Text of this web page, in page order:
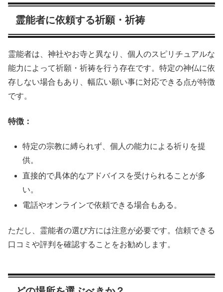
霊能者に依頼する祈願・祈祷
霊能者は、神社やお寺と異なり、個人のスピリチュアルな
能力によって祈願・祈祷を行う存在です。特定の神仏に依
存しない場合もあり、幅広い願い事に対応できる点が特徴
です。
特徴：
特定の宗教に縛られず、個人の能力による祈りを提
供。
直接的で具体的なアドバイスを受けられることが多
い。
電話やオンラインで依頼できる場合もある。
ただし、霊能者の選び方には注意が必要です。信頼できる
口コミや評判を確認することをお勧めします。